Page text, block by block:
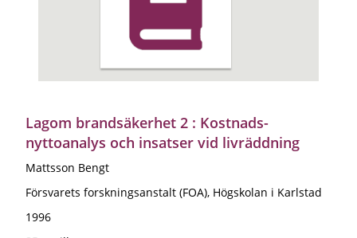
Lagom brandsäkerhet 2 : Kostnads-
nyttoanalys och insatser vid livräddning
Mattsson Bengt
Försvarets forskningsanstalt (FOA), Högskolan i Karlstad
1996